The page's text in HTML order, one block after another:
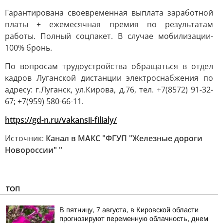
Гарантирована своевременная выплата заработной
платы + ежемесячная премия по результатам
работы. Полный соцпакет. В случае мобилизации-
100% бронь.
По вопросам трудоустройства обращаться в отдел
кадров Луганской дистанции электроснабжения по
адресу: г.Луганск, ул.Кирова, д.76, тел. +7(8572) 91-32-
67; +7(959) 580-66-11.
https://gd-n.ru/vakansii-filialy/
Источник: Канал в МАКС "ФГУП "Железные дороги
Новороссии" "
ТОП
В пятницу, 7 августа, в Кировской области
прогнозируют переменную облачность, днем